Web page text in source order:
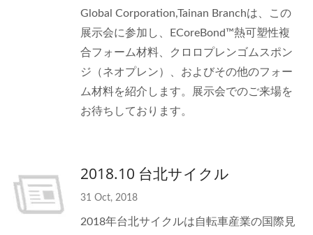
Global Corporation,Tainan Branchは、この
展示会に参加し、ECoreBond™熱可塑性複
合フォーム材料、クロロプレンゴムスポン
ジ（ネオプレン）、およびその他のフォー
ム材料を紹介します。展示会でのご来場を
お待ちしております。
2018.10 台北サイクル
31 Oct, 2018
2018年台北サイクルは自転車産業の国際見